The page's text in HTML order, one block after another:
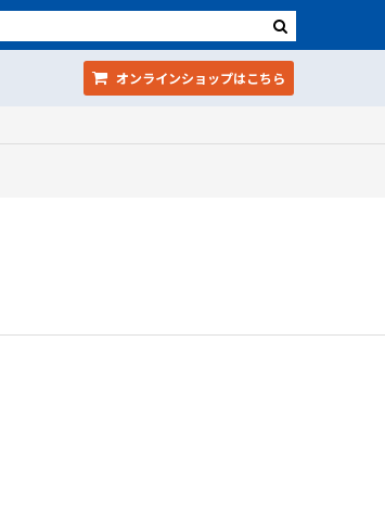
オンラインショップはこちら